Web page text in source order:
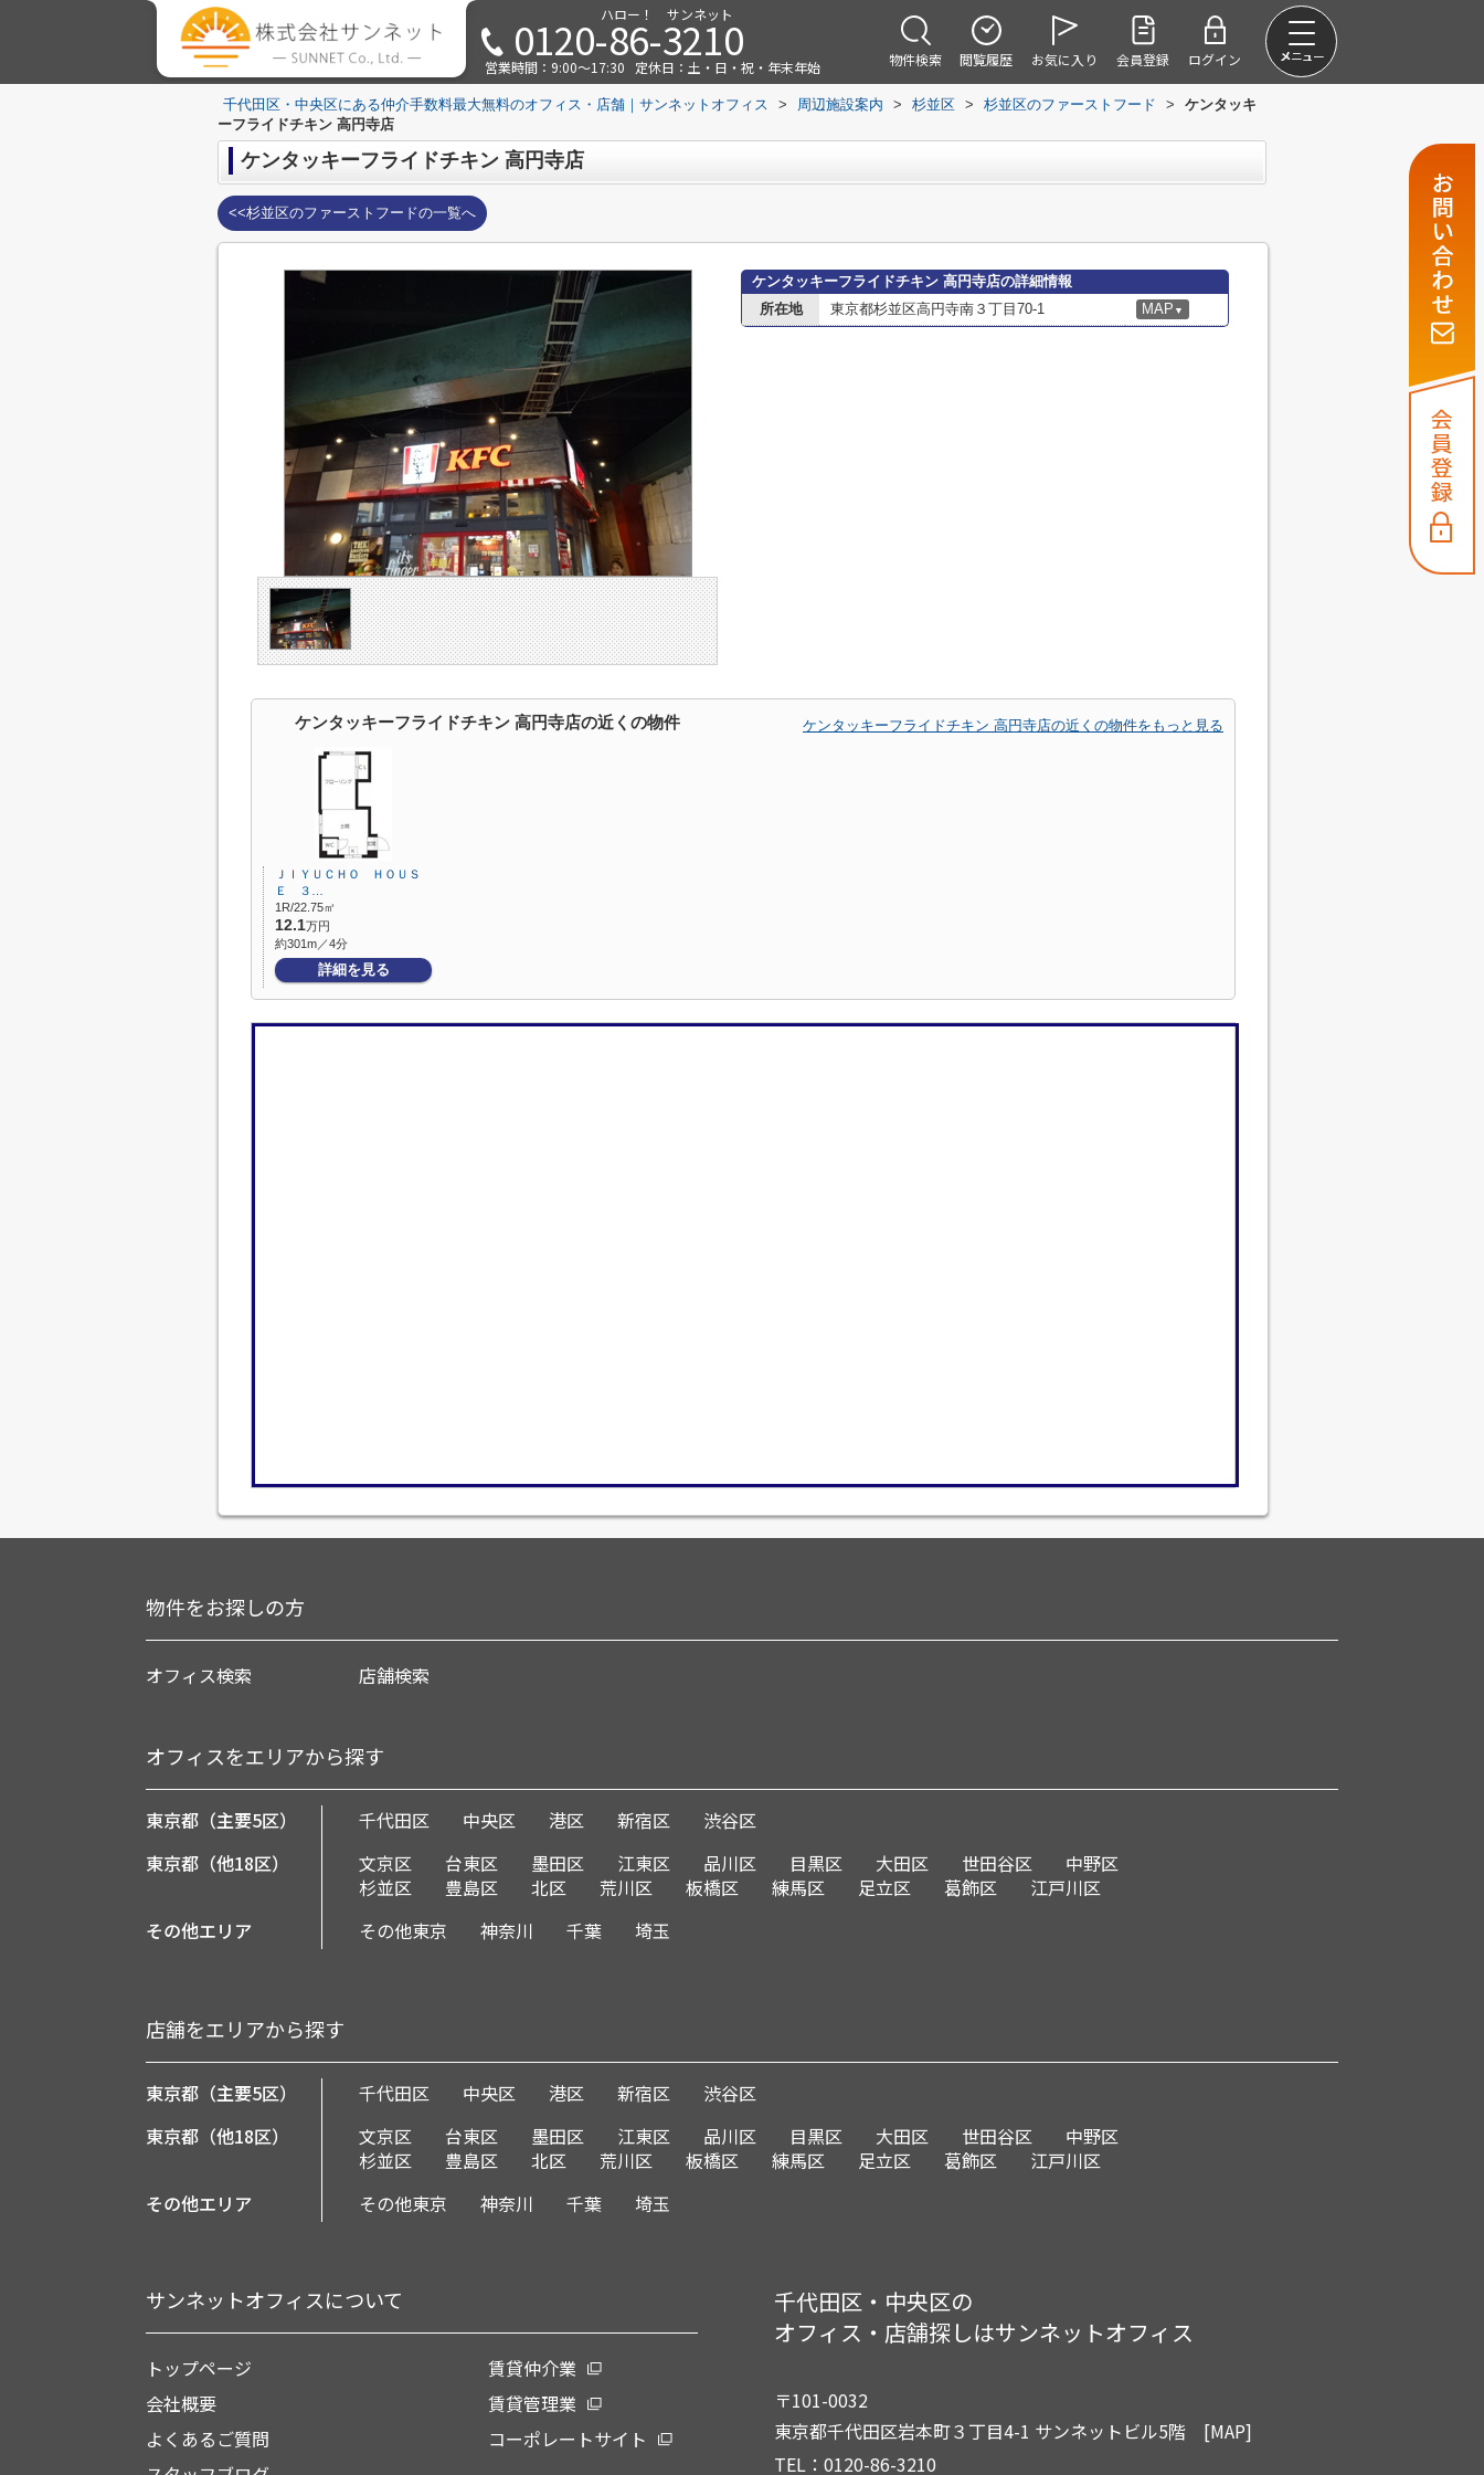
ハロー！ サンネット
0120-86-3210
営業時間：9:00～17:30 定休日：土・日・祝・年末年始 物件検索 閲覧履歴 お気に入り 会員登録 ログイン
千代田区・中央区にある仲介手数料最大無料のオフィス・店舗｜サンネットオフィス > 周辺施設案内 > 杉並区 > 杉並区のファーストフード >
ケンタッキ
ーフライドチキン 高円寺店
ケンタッキーフライドチキン 高円寺店
<<杉並区のファーストフードの一覧へ
ケンタッキーフライドチキン 高円寺店の詳細情報
所在地
東京都杉並区高円寺南３丁目70-1 MAP ▼
ケンタッキーフライドチキン 高円寺店の近くの物件 ケンタッキーフライドチキン 高円寺店の近くの物件をもっと見る
ＪＩＹＵＣＨＯ ＨＯＵＳ
Ｅ ３…
1R/22.75㎡
12.1万円
約301m／4分
詳細を見る
物件をお探しの方
オフィス検索 店舗検索
オフィスをエリアから探す
東京都（主要5区） 千代田区 中央区 港区 新宿区
渋谷区
東京都（他18区）
文京区 台東区 墨田区 江東区 品川区 目黒区 大田区 世田谷区
中野区
杉並区
豊島区 北区 荒川区 板橋区 練馬区 足立区 葛飾区
江戸川区
その他エリア
その他東京 神奈川 千葉 埼玉
店舗をエリアから探す
東京都（主要5区） 千代田区 中央区 港区 新宿区
渋谷区
東京都（他18区）
文京区 台東区 墨田区 江東区 品川区 目黒区 大田区 世田谷区
中野区
杉並区
豊島区 北区 荒川区 板橋区 練馬区 足立区 葛飾区
江戸川区
その他エリア
その他東京 神奈川 千葉 埼玉
サンネットオフィスについて
トップページ
会社概要
よくあるご質問
賃貸仲介業
賃貸管理業
コーポレートサイト
千代田区・中央区の
オフィス・店舗探しはサンネットオフィス
〒101-0032
東京都千代田区岩本町３丁目4-1 サンネットビル5階 [MAP]
TEL：0120-86-3210